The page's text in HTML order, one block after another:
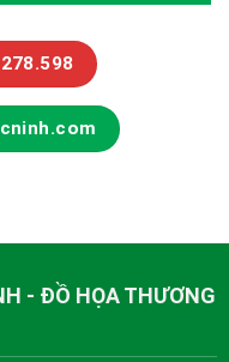
- ĐỒ HỌA THƯƠNG